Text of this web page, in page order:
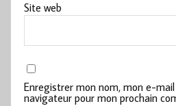
Site web
Enregistrer mon nom, mon e-
navigateur pour mon prochain